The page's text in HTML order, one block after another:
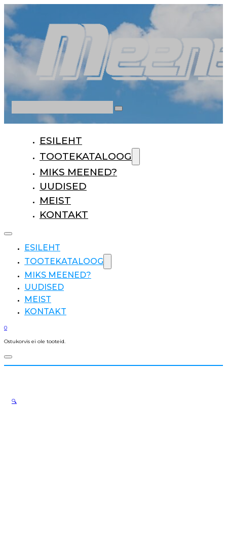
ESILEHT
TOOTEKATALOOG
MIKS MEENED?
UUDISED
MEIST
KONTAKT
ESILEHT
TOOTEKATALOOG
MIKS MEENED?
UUDISED
MEIST
KONTAKT
0
Ostukorvis ei ole tooteid.
🔍